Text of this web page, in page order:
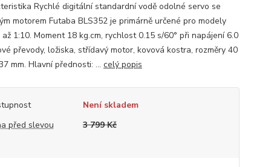
Rychlé digitální standardní vodě odolné servo se
motorem Futaba BLS352 je primárně určené pro modely
1:10. Moment 18 kg.cm, rychlost 0.15 s/60° při napájení 6.0
převody, ložiska, střídavý motor, kovová kostra, rozměry 40
mm. Hlavní přednosti: ... celý popis
Není skladem
před slevou
3 799 Kč